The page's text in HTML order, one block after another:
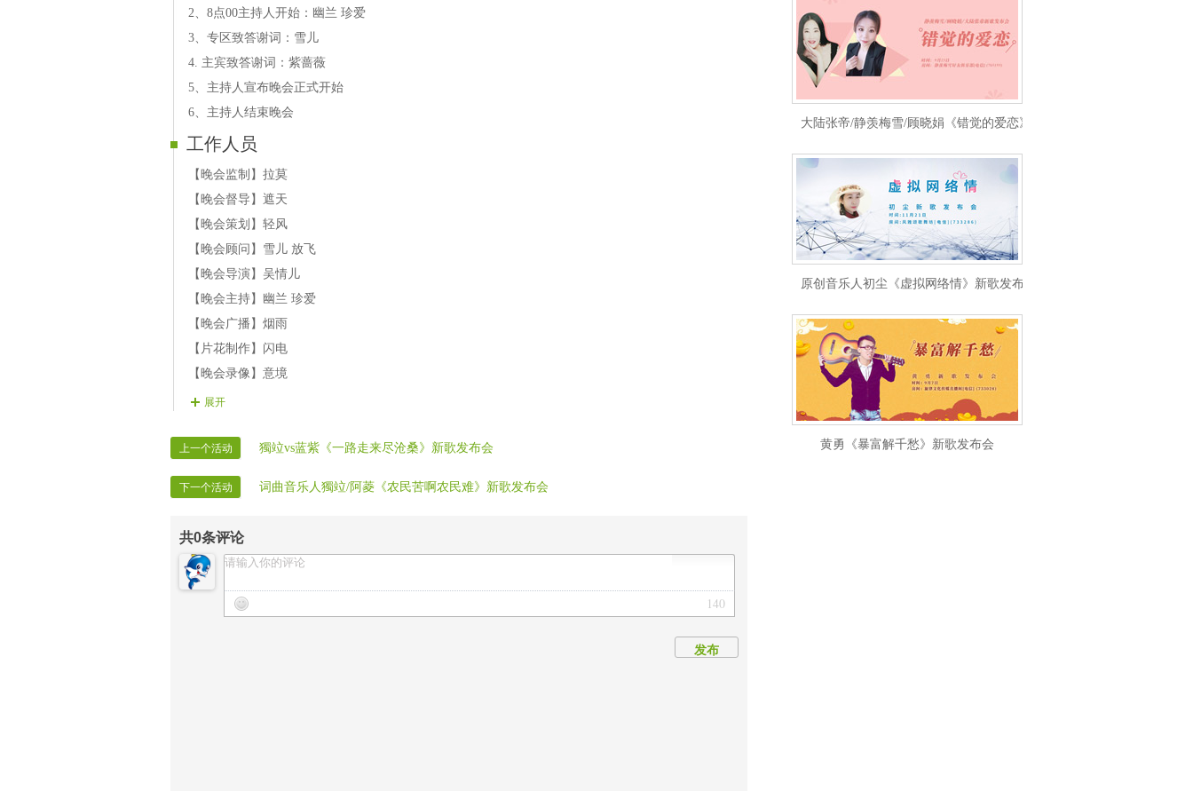
2、8点00主持人开始：幽兰 珍爱
3、专区致答谢词：雪儿
4. 主宾致答谢词：紫蔷薇
5、主持人宣布晚会正式开始
6、主持人结束晚会
工作人员
【晚会监制】拉莫
【晚会督导】遮天
【晚会策划】轻风
【晚会顾问】雪儿 放飞
【晚会导演】吴情儿
【晚会主持】幽兰 珍爱
【晚会广播】烟雨
【片花制作】闪电
【晚会录像】意境
【晚会片花】神鹰 兵锋 妮ル 春花 朵儿 胡子
【晚会录像】VV时报录制部
【晚会迎宾】房间全体管理
展开
上一个活动 獨竝vs蓝紫《一路走来尽沧桑》新歌发布会
下一个活动 词曲音乐人獨竝/阿菱《农民苦啊农民难》新歌发布会
共0条评论
140
发布
大陆张帝/静羡梅雪/顾晓娟《错觉的爱恋》新歌发布会
原创音乐人初尘《虚拟网络情》新歌发布会
黄勇《暴富解千愁》新歌发布会